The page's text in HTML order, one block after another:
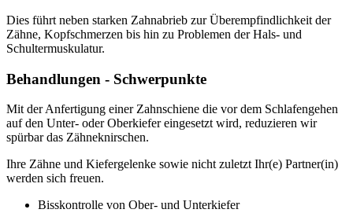
Dies führt neben starken Zahnabrieb zur Überempfindlichkeit der
Zähne, Kopfschmerzen bis hin zu Problemen der Hals- und
Schultermuskulatur.
Behandlungen - Schwerpunkte
Mit der Anfertigung einer Zahnschiene die vor dem Schlafengehen
auf den Unter- oder Oberkiefer eingesetzt wird, reduzieren wir
spürbar das Zähneknirschen.
Ihre Zähne und Kiefergelenke sowie nicht zuletzt Ihr(e) Partner(in)
werden sich freuen.
Bisskontrolle von Ober- und Unterkiefer